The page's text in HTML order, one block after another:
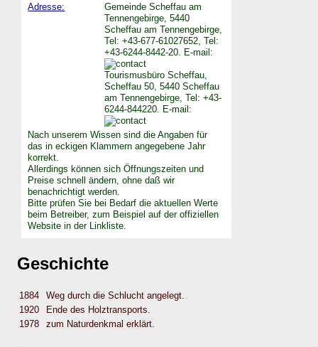
Adresse:
Gemeinde Scheffau am
Tennengebirge, 5440
Scheffau am Tennengebirge,
Tel: +43-677-61027652, Tel:
+43-6244-8442-20. E-mail:
Tourismusbüro Scheffau,
Scheffau 50, 5440 Scheffau
am Tennengebirge, Tel: +43-
6244-844220. E-mail:
Nach unserem Wissen sind die Angaben für
das in eckigen Klammern angegebene Jahr
korrekt.
Allerdings können sich Öffnungszeiten und
Preise schnell ändern, ohne daß wir
benachrichtigt werden.
Bitte prüfen Sie bei Bedarf die aktuellen Werte
beim Betreiber, zum Beispiel auf der offiziellen
Website in der Linkliste.
Geschichte
1884
Weg durch die Schlucht angelegt.
1920
Ende des Holztransports.
1978
zum Naturdenkmal erklärt.